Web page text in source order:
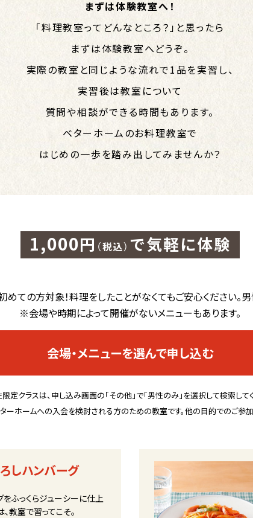
まずは体験教室へ！
「料理教室ってどんなところ？」と思ったら
まずは体験教室へどうぞ。
実際の教室と同じような流れで1品を実習し、
実習後は教室について
質問や相談ができる時間もあります。
ベターホームのお料理教室で
はじめの一歩を踏み出してみませんか？
1,000円 （税込） で気軽に体験
ての方対象！料理をしたことがなくてもご安心ください。男
※会場や時期によって開催がないメニューもあります。
会場・メニューを選んで申し込む
定クラスは、申し込み画面の「その他」で「男性のみ」を選択して検索して
ホームへの入会を検討される方のための教室です。他の目的でのご参加
しハンバーグ
をふっくらジューシーに仕上
教室で習ってこそ。